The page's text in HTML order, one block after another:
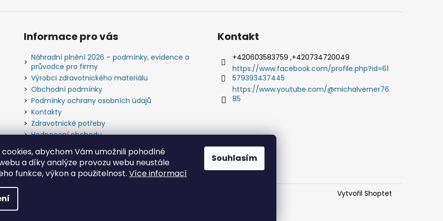
abychom Vám umožnili pohodlné
a díky analýze provozu webu neustále
funkce, výkon a použitelnost. Více informací
Souhlasím
Informace pro vás
Náhradní plnění 2026 – podmínky, evidence a
průvodce pro firmy
Výrobci zdravotnického materiálu
Obchodní podmínky
Podmínky ochrany osobních údajů
Kontakty
Zdravotnické potřeby
Hodnocení obchodu
Kontakt
+420603583759 ,+420734720049
https://www.facebook.com/profile.php?id=61
579393437445
https://www.youtube.com/@michalverner76
85
Vytvořil Shoptet
s.r.o.